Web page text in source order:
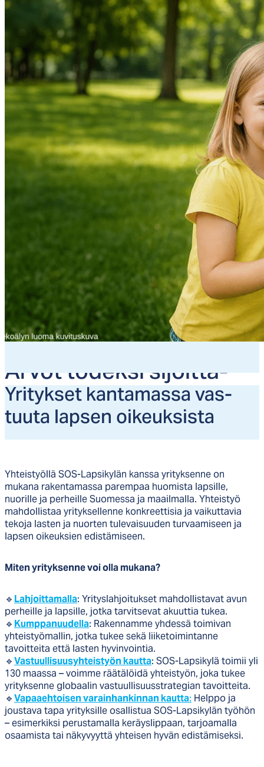
Yri­tyk­set kan­ta­mas­sa vas­
tuu­ta lap­sen oi­keuk­sis­ta
Ar­vot to­dek­si si­joit­ta­
mal­la las­ten ja nuor­ten
tu­le­vai­suu­teen
Yhteistyöllä SOS-Lapsikylän kanssa yrityksenne on
mukana rakentamassa parempaa huomista lapsille,
nuorille ja perheille Suomessa ja maailmalla. Yhteistyö
mahdollistaa yrityksellenne konkreettisia ja vaikuttavia
tekoja lasten ja nuorten tulevaisuuden turvaamiseen ja
lapsen oikeuksien edistämiseen.
Miten yrityksenne voi olla mukana?
🔹 Lahjoittamalla: Yrityslahjoitukset mahdollistavat avun
perheille ja lapsille, jotka tarvitsevat akuuttia tukea.
🔹 Kumppanuudella: Rakennamme yhdessä toimivan
yhteistyömallin, jotka tukee sekä liiketoimintanne
tavoitteita että lasten hyvinvointia.
🔹Vastuullisuusyhteistyön kautta: SOS-Lapsikylä toimii yli
130 maassa – voimme räätälöidä yhteistyön, joka tukee
yrityksenne globaalin vastuullisuusstrategian tavoitteita.
🔹Vapaaehtoisen varainhankinnan kautta: Helppo ja
joustava tapa yrityksille osallistua SOS-Lapsikylän työhön
– esimerkiksi perustamalla keräyslippaan, tarjoamalla
osaamista tai näkyvyyttä yhteisen hyvän edistämiseksi.